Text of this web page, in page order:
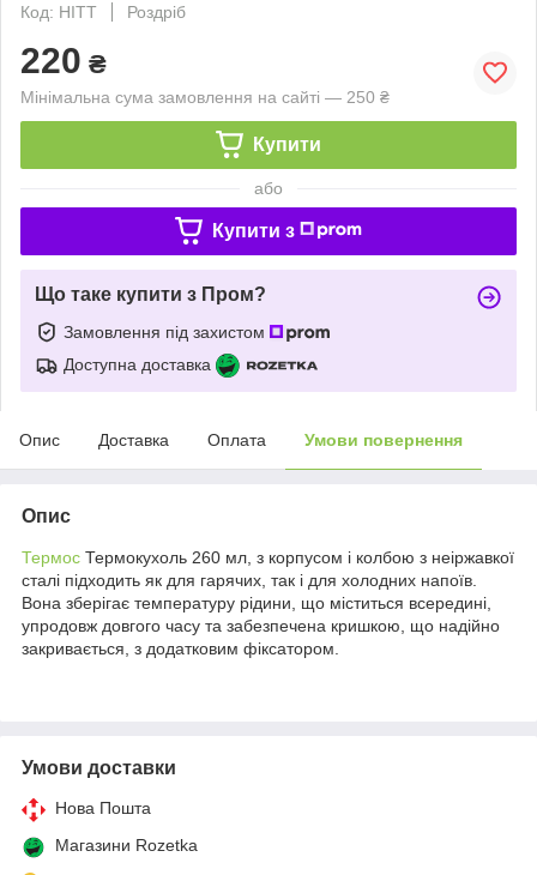
Код: HITT
Роздріб
220 ₴
Мінімальна сума замовлення на сайті — 250 ₴
Купити
або
Купити з
Що таке купити з Пром?
Замовлення під захистом
Доступна доставка
Опис Доставка Оплата Умови повернення
Опис
Термос Термокухоль 260 мл, з корпусом і колбою з неіржавкої
сталі підходить як для гарячих, так і для холодних напоїв.
Вона зберігає температуру рідини, що міститься всередині,
упродовж довгого часу та забезпечена кришкою, що надійно
закривається, з додатковим фіксатором.
Умови доставки
Нова Пошта
Магазини Rozetka